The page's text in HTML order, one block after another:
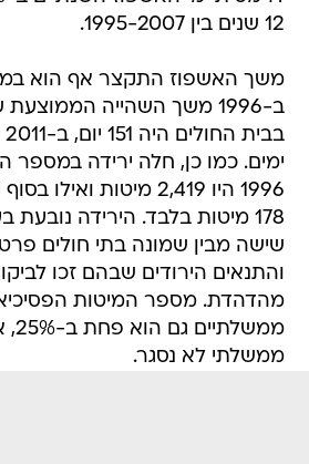
12 שנים בין 1995-2007.
משך האשפוז התקצר אף הוא
ב-1996 משך השהייה
ימים. כמו כן, חלה ירידה במספר
178 מיטות בלבד. הירידה
שישה מבין שמונה בתי חולים
והתנאים הירודים שבהם זכו
מהדהדת. מספר המיטות
ממשלתי לא נסגר.